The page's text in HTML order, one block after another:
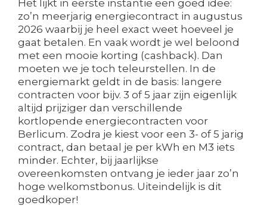
Het lijkt in eerste instantie een goed idee:
zo’n meerjarig energiecontract in augustus
2026 waarbij je heel exact weet hoeveel je
gaat betalen. En vaak wordt je wel beloond
met een mooie korting (cashback). Dan
moeten we je toch teleurstellen. In de
energiemarkt geldt in de basis: langere
contracten voor bijv. 3 of 5 jaar zijn eigenlijk
altijd prijziger dan verschillende
kortlopende energiecontracten voor
Berlicum. Zodra je kiest voor een 3- of 5 jarig
contract, dan betaal je per kWh en M3 iets
minder. Echter, bij jaarlijkse
overeenkomsten ontvang je ieder jaar zo’n
hoge welkomstbonus. Uiteindelijk is dit
goedkoper!